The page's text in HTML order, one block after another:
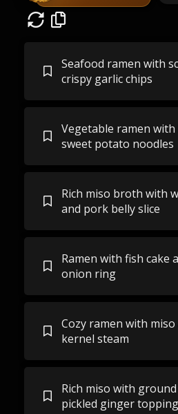
Seafood ramen with
crispy garlic chips
Vegetable ramen with
sweet potato noodles
Rich miso broth with
and pork belly slice
Ramen with fish cake
onion ring
Cozy ramen with
kernel steam
Rich miso with
pickled ginger topping